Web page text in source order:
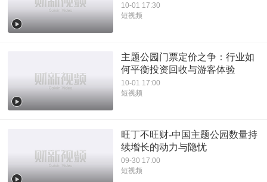
10-01 17:30
短视频
主题公园门票定价之争：行业如
何平衡投资回收与游客体验
10-01 17:00
短视频
旺丁不旺财-中国主题公园数量持
续增长的动力与隐忧
09-30 17:00
短视频